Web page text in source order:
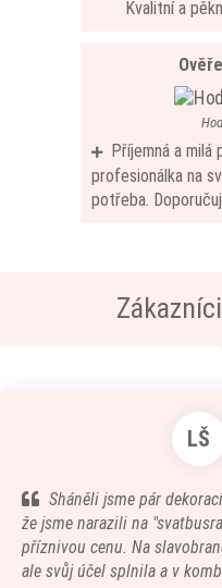
Kvalitní a
Příjemná a milá
profesionálka na
potřeba.
LŠ
Sháněli jsme pár
že jsme narazili na
příznivou cenu. Na
ale svůj účel splnila a v